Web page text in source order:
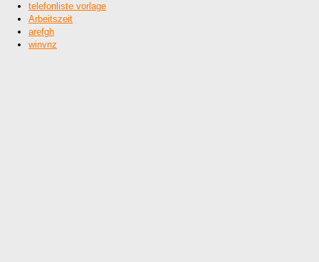
telefonliste vorlage
Arbeitszeit
arefgh
winvnz